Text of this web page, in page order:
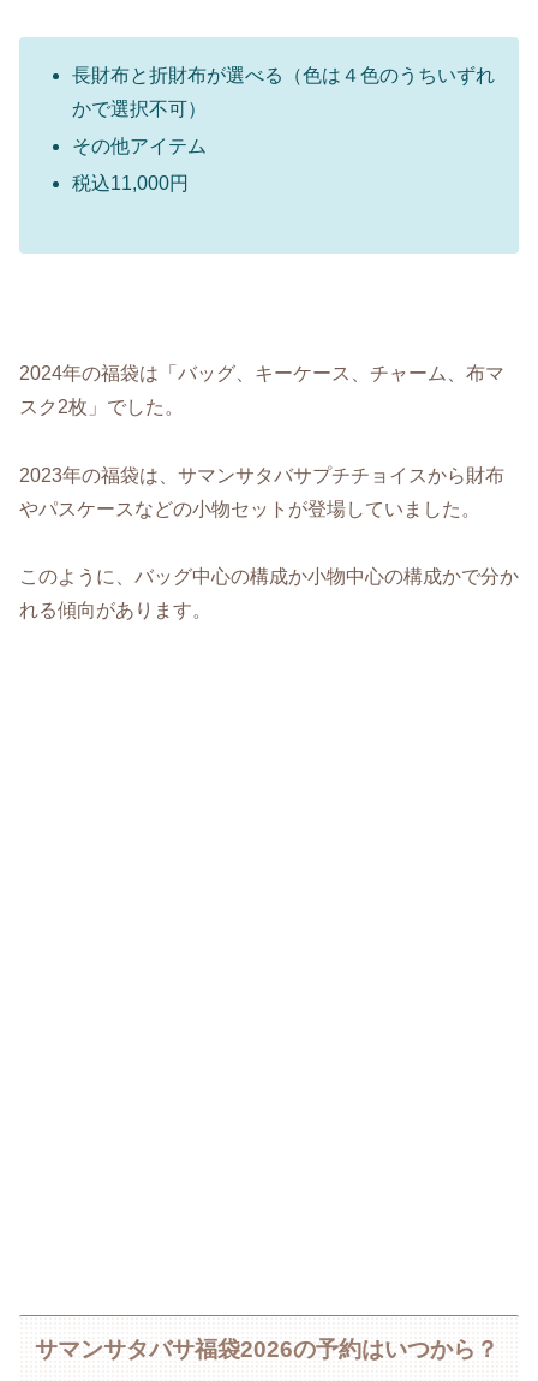
長財布と折財布が選べる（色は４色のうちいずれ
かで選択不可）
その他アイテム
税込11,000円
2024年の福袋は「バッグ、キーケース、チャーム、布マ
スク2枚」でした。
2023年の福袋は、サマンサタバサプチチョイスから財布
やパスケースなどの小物セットが登場していました。
このように、バッグ中心の構成か小物中心の構成かで分か
れる傾向があります。
サマンサタバサ福袋2026の予約はいつから？